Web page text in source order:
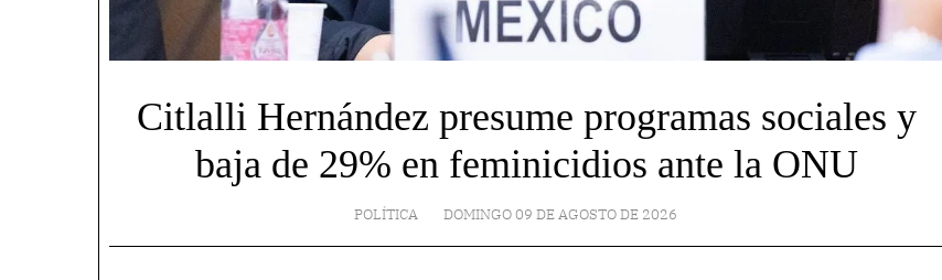
Citlalli Hernández presume programas sociales y
baja de 29% en feminicidios ante la ONU
POLÍTICA DOMINGO 09 DE AGOSTO DE 2026